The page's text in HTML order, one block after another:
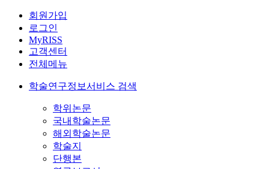
회원가입
로그인
MyRISS
고객센터
전체메뉴
학술연구정보서비스 검색
학위논문
국내학술논문
해외학술논문
학술지
단행본